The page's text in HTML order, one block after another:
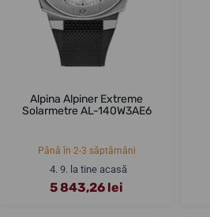
Alpina Alpiner Extreme
Solarmetre AL-140W3AE6
Până în 2-3 săptămâni
4. 9. la tine acasă
5 843,26 lei